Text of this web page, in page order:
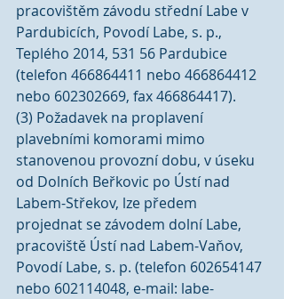
pracovištěm závodu střední Labe v
Pardubicích, Povodí Labe, s. p.,
Teplého 2014, 531 56 Pardubice
(telefon 466864411 nebo 466864412
nebo 602302669, fax 466864417).
(3) Požadavek na proplavení
plavebními komorami mimo
stanovenou provozní dobu, v úseku
od Dolních Beřkovic po Ústí nad
Labem-Střekov, lze předem
projednat se závodem dolní Labe,
pracoviště Ústí nad Labem-Vaňov,
Povodí Labe, s. p. (telefon 602654147
nebo 602114048, e-mail: labe-